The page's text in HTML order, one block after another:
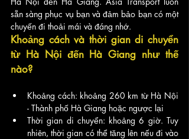
sẵn sàng phục vụ bạn và đảm bảo bạn có một
chuyến đi thoải mái và đáng nhớ.
Khoảng cách và thời gian di chuyển
từ Hà Nội đến Hà Giang như thế
nào?
Khoảng cách: khoảng 260 km từ Hà Nội
- Thành phố Hà Giang hoặc ngược lại
Thời gian di chuyển: khoảng 6 giờ. Tuy
nhiên, thời gian có thể tăng lên nếu đi vào